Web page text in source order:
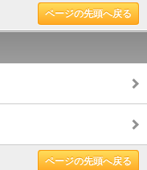
ページの先頭へ戻る
ページの先頭へ戻る